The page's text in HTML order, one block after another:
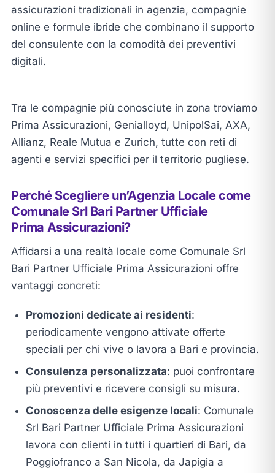
assicurazioni tradizionali in agenzia, compagnie
online e formule ibride che combinano il supporto
del consulente con la comodità dei preventivi
digitali.
Tra le compagnie più conosciute in zona troviamo
Prima Assicurazioni, Genialloyd, UnipolSai, AXA,
Allianz, Reale Mutua e Zurich, tutte con reti di
agenti e servizi specifici per il territorio pugliese.
Perché Scegliere un’Agenzia Locale come
Comunale Srl Bari Partner Ufficiale
Prima Assicurazioni?
Affidarsi a una realtà locale come Comunale Srl
Bari Partner Ufficiale Prima Assicurazioni offre
vantaggi concreti:
Promozioni dedicate ai residenti:
periodicamente vengono attivate offerte
speciali per chi vive o lavora a Bari e provincia.
Consulenza personalizzata: puoi confrontare
più preventivi e ricevere consigli su misura.
Conoscenza delle esigenze locali: Comunale
Srl Bari Partner Ufficiale Prima Assicurazioni
lavora con clienti in tutti i quartieri di Bari, da
Poggiofranco a San Nicola, da Japigia a